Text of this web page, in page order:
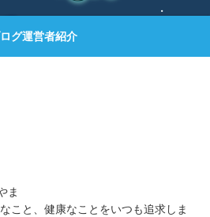
グ運営者紹介
ま
こと、健康なことをいつも追求しま